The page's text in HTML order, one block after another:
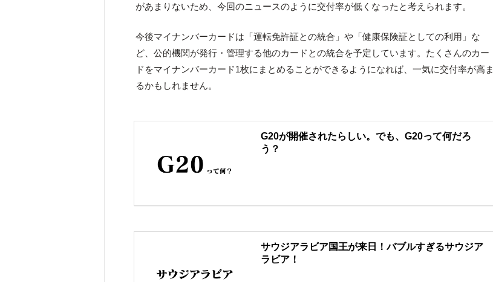
があまりないため、今回のニュースのように交付率が低くなったと考えられます。
今後マイナンバーカードは「運転免許証との統合」や「健康保険証としての利用」な
ど、公的機関が発行・管理する他のカードとの統合を予定しています。たくさんのカー
ドをマイナンバーカード1枚にまとめることができるようになれば、一気に交付率が高ま
るかもしれません。
G20が開催されたらしい。でも、G20って何だろ
う？
サウジアラビア国王が来日！バブルすぎるサウジア
ラビア！